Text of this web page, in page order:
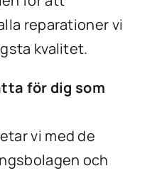
reparationer vi
kvalitet.
för dig som
vi med de
och